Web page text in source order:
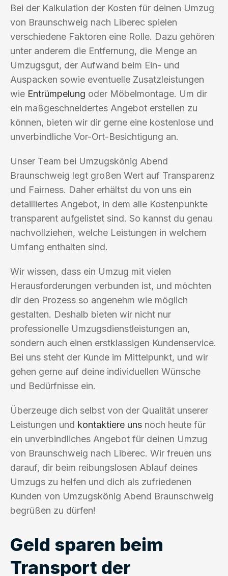
Bei der Kalkulation der Kosten für deinen Umzug
von Braunschweig nach Liberec spielen
verschiedene Faktoren eine Rolle. Dazu gehören
unter anderem die Entfernung, die Menge an
Umzugsgut, der Aufwand beim Ein- und
Auspacken sowie eventuelle Zusatzleistungen
wie Entrümpelung oder Möbelmontage. Um dir
ein maßgeschneidertes Angebot erstellen zu
können, bieten wir dir gerne eine kostenlose und
unverbindliche Vor-Ort-Besichtigung an.
Unser Team bei Umzugskönig Abend
Braunschweig legt großen Wert auf Transparenz
und Fairness. Daher erhältst du von uns ein
detailliertes Angebot, in dem alle Kostenpunkte
transparent aufgelistet sind. So kannst du genau
nachvollziehen, welche Leistungen in welchem
Umfang enthalten sind.
Wir wissen, dass ein Umzug mit vielen
Herausforderungen verbunden ist, und möchten
dir den Prozess so angenehm wie möglich
gestalten. Deshalb bieten wir nicht nur
professionelle Umzugsdienstleistungen an,
sondern auch einen erstklassigen Kundenservice.
Bei uns steht der Kunde im Mittelpunkt, und wir
gehen gerne auf deine individuellen Wünsche
und Bedürfnisse ein.
Überzeuge dich selbst von der Qualität unserer
Leistungen und kontaktiere uns noch heute für
ein unverbindliches Angebot für deinen Umzug
von Braunschweig nach Liberec. Wir freuen uns
darauf, dir beim reibungslosen Ablauf deines
Umzugs zu helfen und dich als zufriedenen
Kunden von Umzugskönig Abend Braunschweig
begrüßen zu dürfen!
Geld sparen beim
Transport der